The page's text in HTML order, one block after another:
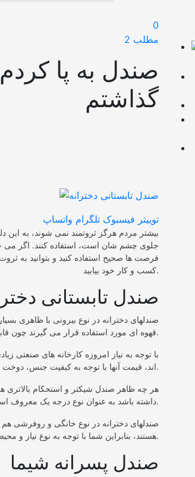
0
مطلب 2
صندل به پا
گذاشتم
توییتر فیسبوک تلگرام واتساپ
بیشتر مردم هرگز ثروتمند نمی شوند، به این
جلوی چشم شان است، استفاده کنند. اگر می
فرصت ها صحیح استفاده کنید و بتوانید به
کسب و کار خود بیابید.
صندل تابستانی
صندلهای دخترانه در نوع بیرونی با ظاهری
قهوه ای مورد استفاده قرار می گیرند چون قابلیت ست شدن با لباسهای دیگر را هم داشته اند.
با توجه به نیاز امروزه کارخانه های صنعتی
اند، قیمت آنها با توجه به کیفیت جنس، دوخت و خرجکار به کار گرفته شده در تولید آنها تعیین می گردد.
هر چه ظاهر صندل شیکتر و استحکام بالاتری
داشته باشد به عنوان نوع درجه یک معروف است.
صندلهای دخترانه در نوع خانگی و روفرشی هم
هستند، بنابراین شما با توجه به نوع نیاز و محیط کاری می توانید یک صندل تابستانی دخترانه را انتخاب کنید.
صندل پسرانه شیما